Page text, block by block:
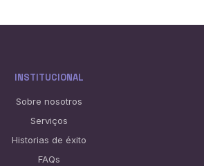
INSTITUCIONAL
Sobre nosotros
Serviços
Historias de éxito
FAQs